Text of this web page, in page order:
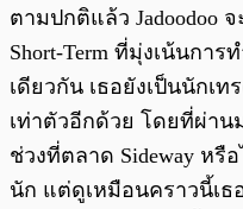
ตามปกติแล้ว Jadoodoo
Short-Term ที่มุ่งเน้นกา
เดียวกัน เธอยังเป็นนักเท
เท่าตัวอีกด้วย โดยที่ผ่าน
ช่วงที่ตลาด Sideway หรื
นัก แต่ดูเหมือนคราวนี้เ